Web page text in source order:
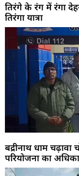
तिरंगे के रंग में रंगा
तिरंगा यात्रा
बद्रीनाथ धाम चढ़ावा
परियोजना का